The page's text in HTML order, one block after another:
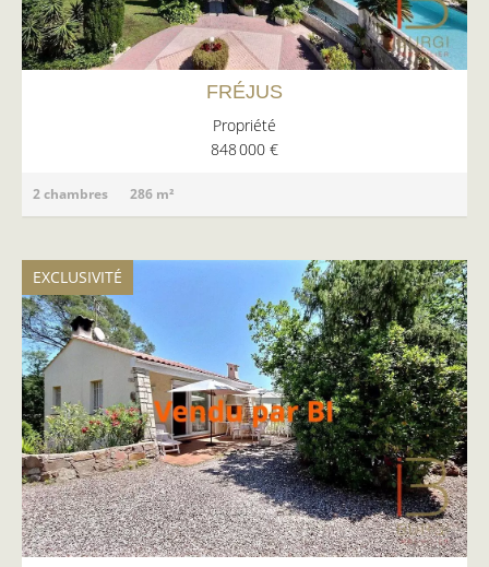
FRÉJUS
Propriété
848 000 €
2 chambres 286 m²
EXCLUSIVITÉ